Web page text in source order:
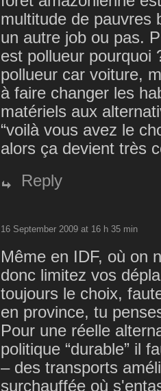
multitude de pauvres
un autre job ou pas.
est pollueur pourquoi
pollueur car voiture,
à faire changer les
matériels aux
“voilà vous avez le
alors ça devient très
Reply
16 September 2009 at 16 h 35 min
Même en IDF, où on
donc limitez vos
toujours le choix,
en province, tu
Pour une réelle
politique “durable” il
– des transports
surchauffée où